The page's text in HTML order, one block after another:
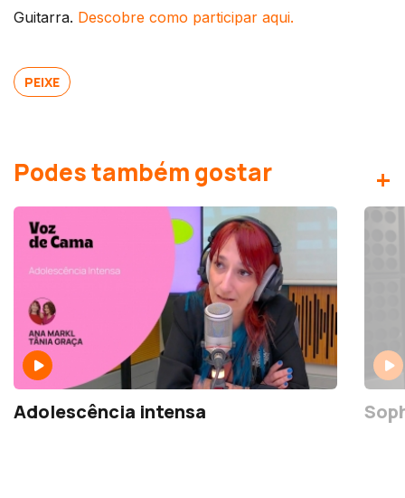
Guitarra. Descobre como participar aqui.
PEIXE
Podes também gostar +
Adolescência intensa